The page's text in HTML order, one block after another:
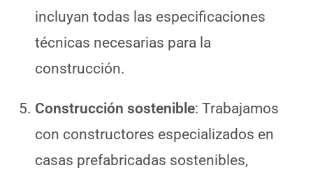
incluyan todas las especificaciones
técnicas necesarias para la
construcción.
Construcción sostenible: Trabajamos
con constructores especializados en
casas prefabricadas sostenibles,